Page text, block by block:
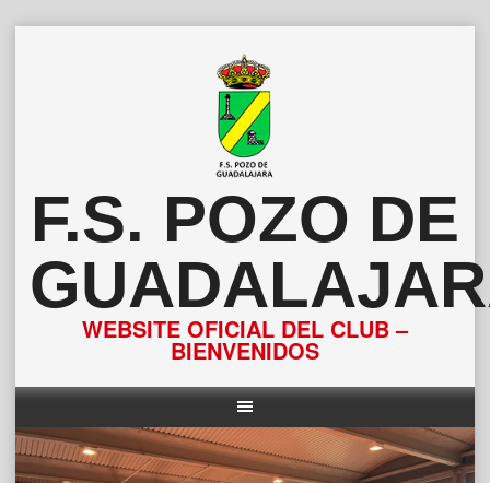
F.S. POZO DE
WEBSITE OFICIAL DEL CLUB –
BIENVENIDOS